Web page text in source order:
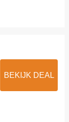
BEKIJK DEAL